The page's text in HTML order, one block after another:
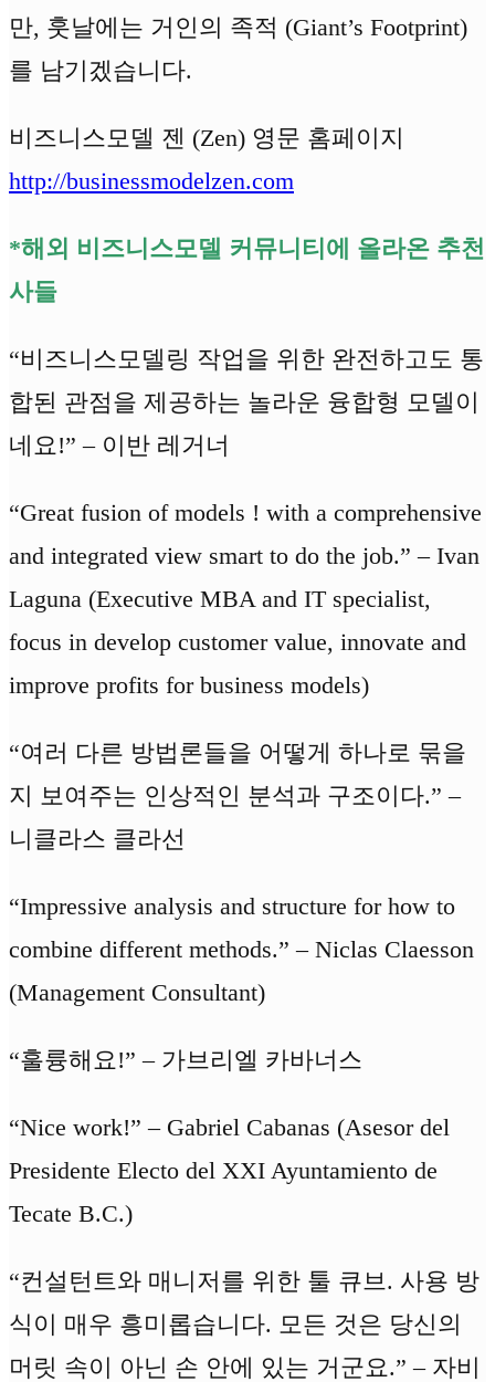
만, 훗날에는 거인의 족적 (Giant’s Footprint)
를 남기겠습니다.
비즈니스모델 젠 (Zen) 영문 홈페이지
http://businessmodelzen.com
*해외 비즈니스모델 커뮤니티에 올라온 추천
사들
“비즈니스모델링 작업을 위한 완전하고도 통
합된 관점을 제공하는 놀라운 융합형 모델이
네요!” – 이반 레거너
“Great fusion of models ! with a comprehensive
and integrated view smart to do the job.” – Ivan
Laguna (Executive MBA and IT specialist,
focus in develop customer value, innovate and
improve profits for business models)
“여러 다른 방법론들을 어떻게 하나로 묶을
지 보여주는 인상적인 분석과 구조이다.” –
니클라스 클라선
“Impressive analysis and structure for how to
combine different methods.” – Niclas Claesson
(Management Consultant)
“훌륭해요!” – 가브리엘 카바너스
“Nice work!” – Gabriel Cabanas (Asesor del
Presidente Electo del XXI Ayuntamiento de
Tecate B.C.)
“컨설턴트와 매니저를 위한 툴 큐브. 사용 방
식이 매우 흥미롭습니다. 모든 것은 당신의
머릿 속이 아닌 손 안에 있는 거군요.” – 자비